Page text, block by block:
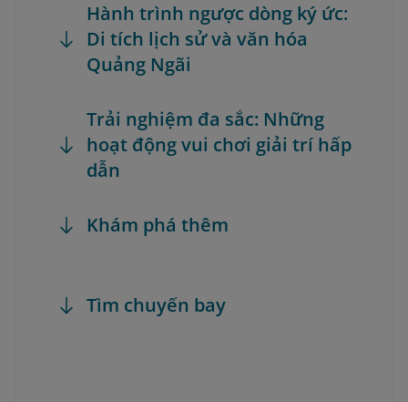
Hành trình ngược dòng ký ức:
Di tích lịch sử và văn hóa
Quảng Ngãi
Trải nghiệm đa sắc: Những
hoạt động vui chơi giải trí hấp
dẫn
Khám phá thêm
Tìm chuyến bay